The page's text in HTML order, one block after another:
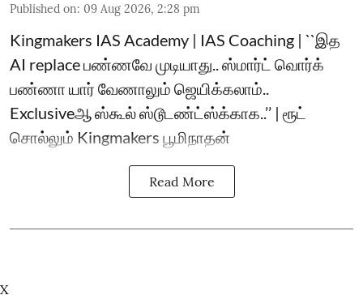
Published on: 09 Aug 2026, 2:28 pm
Kingmakers IAS Academy | IAS Coaching | ``இத
AI replace பண்ணவே முடியாது.. ஸ்மார்ட் வொர்க்
பண்ணா யார் வேணாலும் ஜெயிக்கலாம்..
Exclusiveஆ ஸ்கூல் ஸ்டூடண்ட்ஸ்க்காக..’’ | ரூட்
சொல்லும் Kingmakers பூமிநாதன்
Read More
X